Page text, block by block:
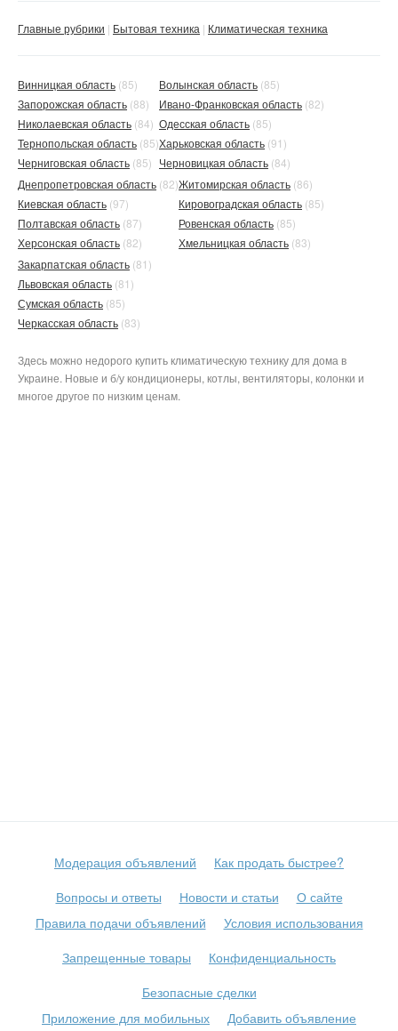
Главные рубрики Бытовая техника Климатическая техника
Винницкая область (85)
Запорожская область (88)
Николаевская область (84)
Тернопольская область (85)
Черниговская область (85)
Волынская область (85)
Ивано-Франковская область (82)
Одесская область (85)
Харьковская область (91)
Черновицкая область (84)
Днепропетровская область (82)
Киевская область (97)
Полтавская область (87)
Херсонская область (82)
Житомирская область (86)
Кировоградская область (85)
Ровенская область (85)
Хмельницкая область (83)
Закарпатская область (81)
Львовская область (81)
Сумская область (85)
Черкасская область (83)
Здесь можно недорого купить климатическую технику для дома в
Украине. Новые и б/у кондиционеры, котлы, вентиляторы, колонки и
многое другое по низким ценам.
Модерация объявлений
Как продать быстрее?
Вопросы и ответы
Новости и статьи
О сайте
Правила подачи объявлений
Условия использования
Запрещенные товары
Конфиденциальность
Безопасные сделки
Приложение для мобильных
Добавить объявление